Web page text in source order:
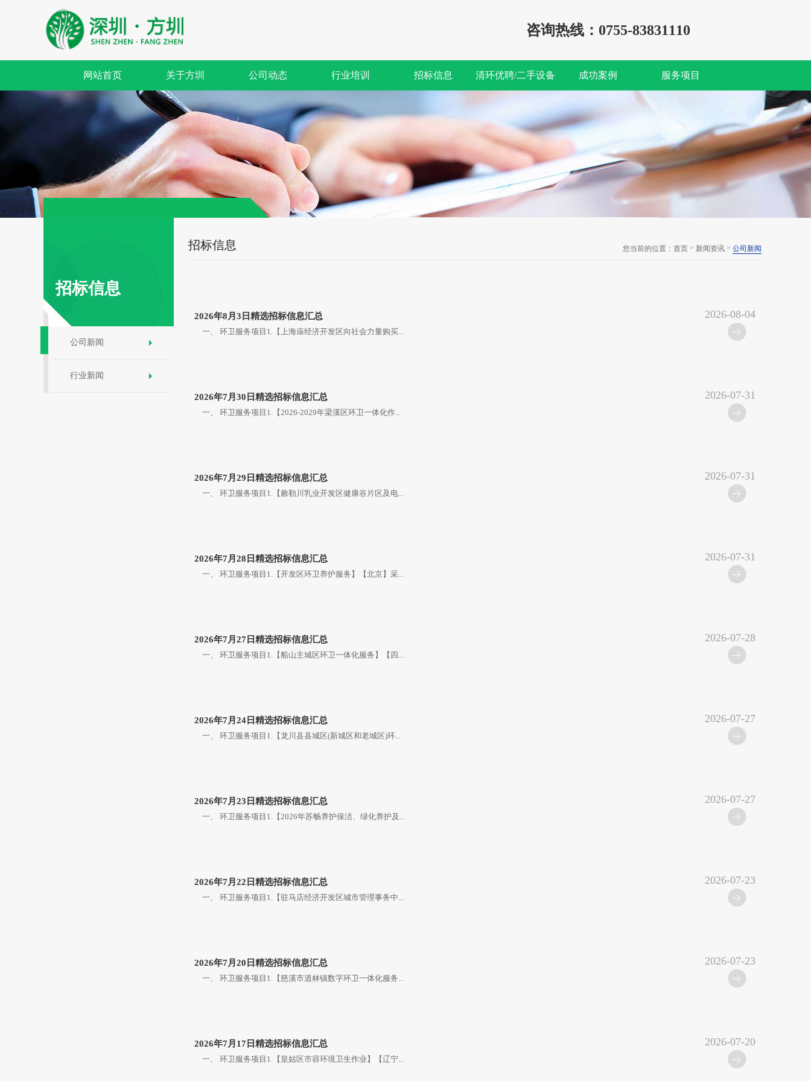
咨询热线：0755-83831110
网站首页 关于方圳 公司动态 行业培训 招标信息 清环优聘/二手设备 成功案例 服务项目
招标信息
公司新闻
行业新闻
招标信息 您当前的位置： 首页 > 新闻资讯 > 公司新闻
2026年8月3日精选招标信息汇总
一、 环卫服务项目1.【上海庙经济开发区向社会力量购买...
2026-08-04
2026年7月30日精选招标信息汇总
一、 环卫服务项目1.【2026-2029年梁溪区环卫一体化作...
2026-07-31
2026年7月29日精选招标信息汇总
一、 环卫服务项目1.【敕勒川乳业开发区健康谷片区及电...
2026-07-31
2026年7月28日精选招标信息汇总
一、 环卫服务项目1.【开发区环卫养护服务】【北京】采...
2026-07-31
2026年7月27日精选招标信息汇总
一、 环卫服务项目1.【船山主城区环卫一体化服务】【四...
2026-07-28
2026年7月24日精选招标信息汇总
一、 环卫服务项目1.【龙川县县城区(新城区和老城区)环...
2026-07-27
2026年7月23日精选招标信息汇总
一、 环卫服务项目1.【2026年苏畅养护保洁、绿化养护及...
2026-07-27
2026年7月22日精选招标信息汇总
一、 环卫服务项目1.【驻马店经济开发区城市管理事务中...
2026-07-23
2026年7月20日精选招标信息汇总
一、 环卫服务项目1.【慈溪市逍林镇数字环卫一体化服务...
2026-07-23
2026年7月17日精选招标信息汇总
一、 环卫服务项目1.【皇姑区市容环境卫生作业】【辽宁...
2026-07-20